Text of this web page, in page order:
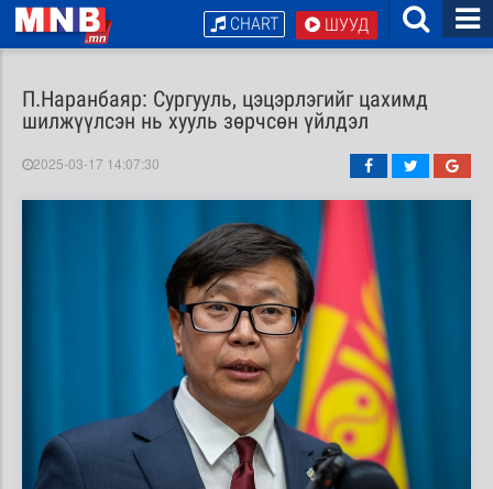
ШУУД
CHART
П.Наранбаяр: Сургууль, цэцэрлэгийг цахимд
шилжүүлсэн нь хууль зөрчсөн үйлдэл
2025-03-17 14:07:30